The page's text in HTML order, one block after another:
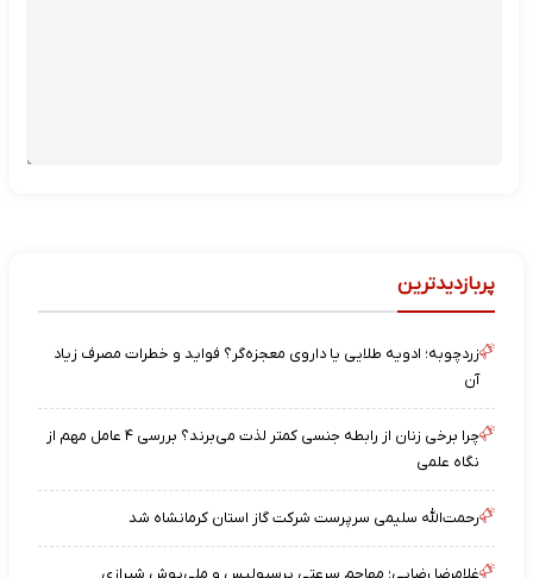
پربازدیدترین
زردچوبه؛ ادویه طلایی یا داروی معجزه‌گر؟ فواید و خطرات مصرف زیاد
آن
چرا برخی زنان از رابطه جنسی کمتر لذت می‌برند؟ بررسی ۴ عامل مهم از
نگاه علمی
رحمت‌الله سلیمی سرپرست شرکت گاز استان کرمانشاه شد
غلامرضا رضایی؛ مهاجم سرعتی پرسپولیس و ملی‌پوش شیرازی